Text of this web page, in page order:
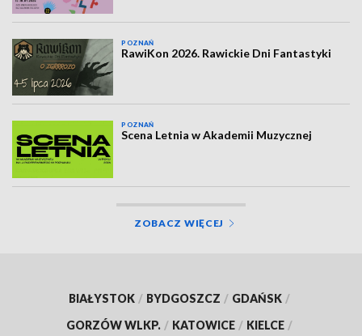
POZNAŃ
RawiKon 2026. Rawickie Dni Fantastyki
POZNAŃ
Scena Letnia w Akademii Muzycznej
ZOBACZ WIĘCEJ
BIAŁYSTOK / BYDGOSZCZ / GDAŃSK /
GORZÓW WLKP. / KATOWICE / KIELCE /